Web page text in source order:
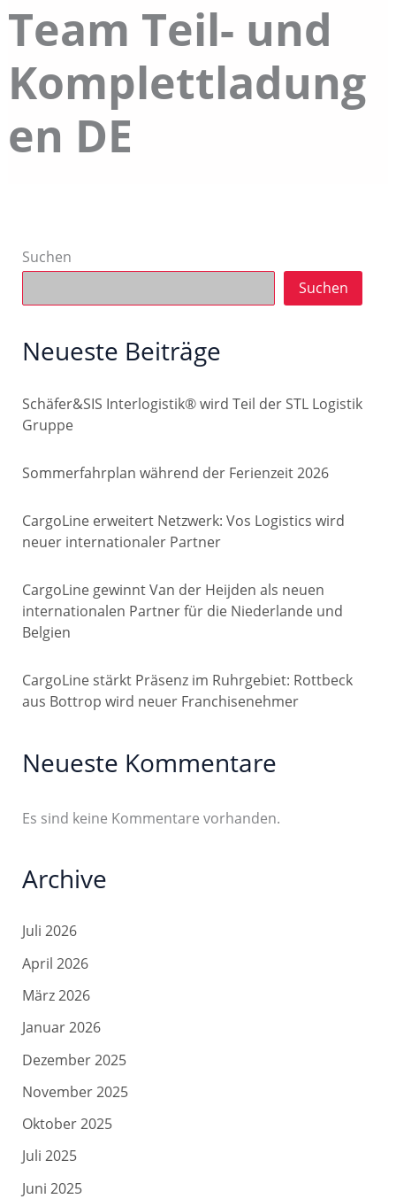
Team Teil- und
Komplettladung
en DE
Suchen
Suchen
Neueste Beiträge
Schäfer&SIS Interlogistik® wird Teil der STL Logistik
Gruppe
Sommerfahrplan während der Ferienzeit 2026
CargoLine erweitert Netzwerk: Vos Logistics wird
neuer internationaler Partner
CargoLine gewinnt Van der Heijden als neuen
internationalen Partner für die Niederlande und
Belgien
CargoLine stärkt Präsenz im Ruhrgebiet: Rottbeck
aus Bottrop wird neuer Franchisenehmer
Neueste Kommentare
Es sind keine Kommentare vorhanden.
Archive
Juli 2026
April 2026
März 2026
Januar 2026
Dezember 2025
November 2025
Oktober 2025
Juli 2025
Juni 2025